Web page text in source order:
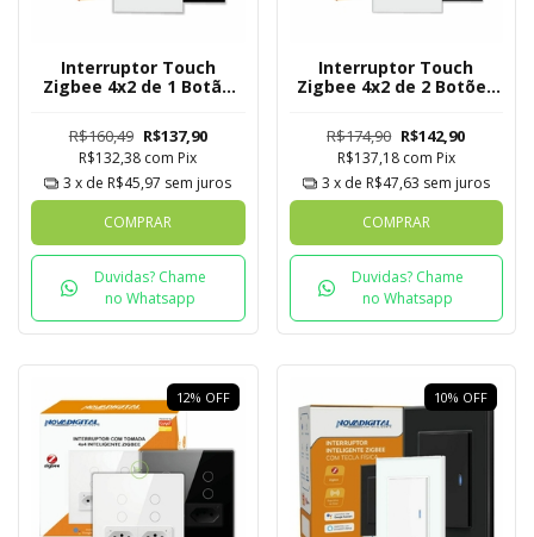
Interruptor Touch
Zigbee 4x2 de 1 Botão
R$160,49 R$137,90
R$132,38 com Pix
3 x de R$45,97 sem juros
COMPRAR
Duvidas? Chame
no Whatsapp
Interruptor Touch
Zigbee 4x2 de 2 Botões
R$174,90 R$142,90
R$137,18 com Pix
3 x de R$47,63 sem juros
COMPRAR
Duvidas? Chame
no Whatsapp
12% OFF 10% OFF